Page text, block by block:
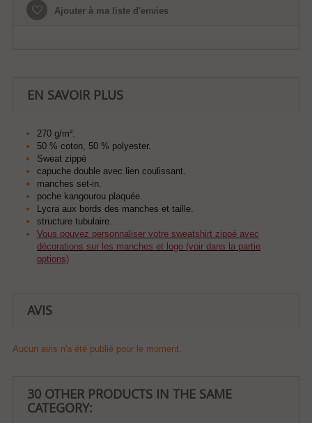
Ajouter à ma liste d'envies
EN SAVOIR PLUS
270 g/m².
50 % coton, 50 % polyester.
Sweat zippé
capuche double avec lien coulissant.
manches set-in.
poche kangourou plaquée.
Lycra aux bords des manches et taille.
structure tubulaire.
Vous pouvez personnaliser votre sweatshirt zippé avec
décorations sur les manches et logo (voir dans la partie
options)
AVIS
Aucun avis n'a été publié pour le moment.
30 OTHER PRODUCTS IN THE SAME
CATEGORY: